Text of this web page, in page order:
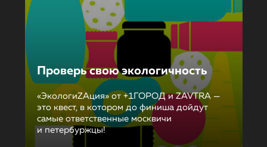
Проверь свою экологичность
«ЭкологиZAция» от +1ГОРОД и ZAVTRA —
это квест, в котором до финиша дойдут
самые ответственные москвичи
и петербуржцы!